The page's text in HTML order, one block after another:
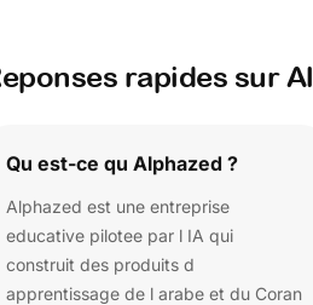
rapides sur
Qu est-ce qu Alphazed ?
Alphazed est une entreprise
educative pilotee par l IA qui
construit des produits d
apprentissage de l arabe et du Coran